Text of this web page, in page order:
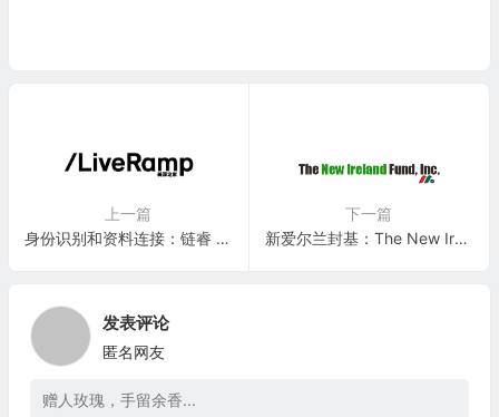
上一篇
身份识别和资料连接：链睿 LiveRamp Holdings, Inc.(RAMP)
下一篇
新爱尔兰封基：The New Ireland Fund, Inc.(IRL)
发表评论
匿名网友